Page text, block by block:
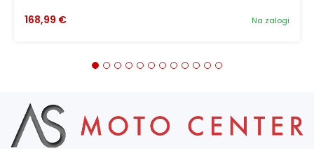
Na zalogi
168,99 €